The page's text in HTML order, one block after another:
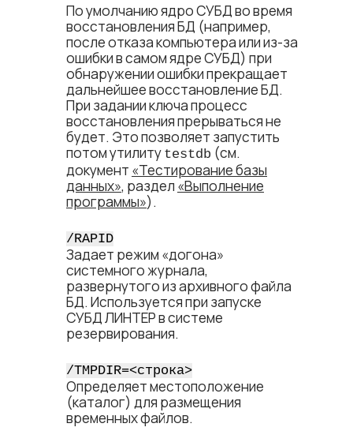
По умолчанию ядро СУБД во время
восстановления БД (например,
после отказа компьютера или из-за
ошибки в самом ядре СУБД) при
обнаружении ошибки прекращает
дальнейшее восстановление БД.
При задании ключа процесс
восстановления прерываться не
будет. Это позволяет запустить
потом утилиту testdb (см.
документ «Тестирование базы
данных», раздел «Выполнение
программы»).
/RAPID
Задает режим «догона»
системного журнала,
развернутого из архивного файла
БД. Используется при запуске
СУБД ЛИНТЕР в системе
резервирования.
/TMPDIR=<​строка​>
Определяет местоположение
(каталог) для размещения
временных файлов.